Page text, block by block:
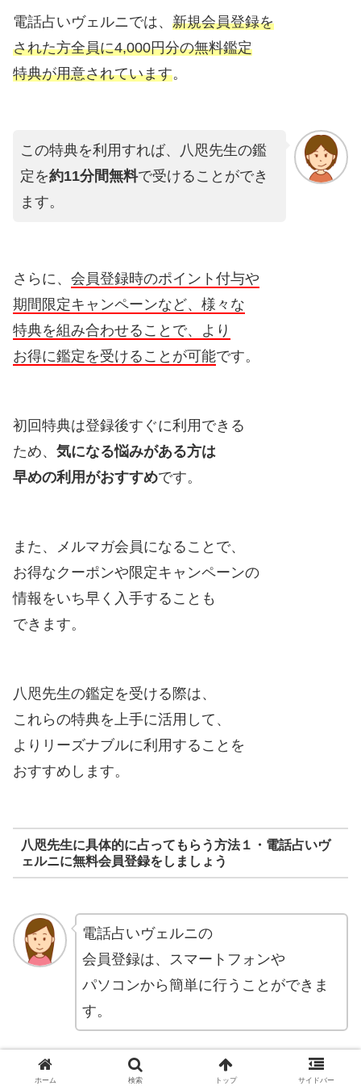
電話占いヴェルニでは、 新規会員登録を
された方全員に4,000円分の無料鑑定
特典が用意されています。
この特典を利用すれば、八咫先生の鑑
定を約11分間無料で受けることができ
ます。
さらに、 会員登録時のポイント付与や
期間限定キャンペーンなど、様々な
特典を組み合わせることで、より
お得に鑑定を受けることが可能です。
初回特典は登録後すぐに利用できる
ため、 気になる悩みがある方は
早めの利用がおすすめです。
また、メルマガ会員になることで、
お得なクーポンや限定キャンペーンの
情報をいち早く入手することも
できます。
八咫先生の鑑定を受ける際は、
これらの特典を上手に活用して、
よりリーズナブルに利用することを
おすすめします。
八咫先生に具体的に占ってもらう方法１・電話占いヴ
ェルニに無料会員登録をしましょう
電話占いヴェルニの
会員登録は、スマートフォンや
パソコンから簡単に行うことができま
す。
ホーム 検索 トップ サイドバー